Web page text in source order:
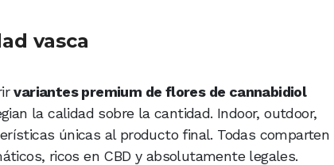
vasca
variantes premium de flores de cannabidiol
la calidad sobre la cantidad. Indoor, outdoor,
únicas al producto final. Todas comparten
ricos en CBD y absolutamente legales.